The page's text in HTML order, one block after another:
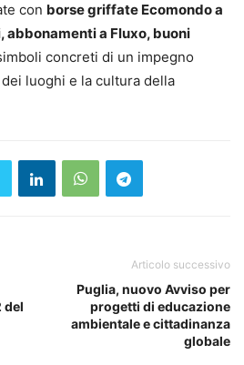
con borse griffate Ecomondo a
a Fluxo, buoni
concreti di un impegno
luoghi e la cultura della
del
Articolo successivo
Puglia, nuovo Avviso per
progetti di educazione
ambientale e cittadinanza
globale